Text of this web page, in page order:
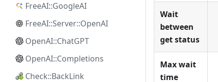
FreeAI::GoogleAI
FreeAI::Server::OpenAI
OpenAI::ChatGPT
OpenAI::Completions
Check::BackLink
Wait
between
get status
Max wait
time